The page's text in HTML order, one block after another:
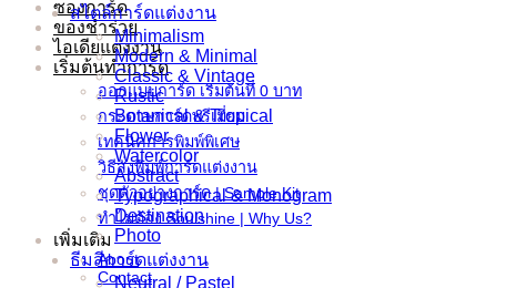
ซองการ์ด
ของชำร่วย
ไอเดียแต่งงาน
เริ่มต้นทำการ์ด
ออกแบบการ์ด เริ่มต้นที่ 0 บาท
กระดาษการ์ดพรีเมี่ยม
เทคนิคการพิมพ์พิเศษ
วิธีสั่งพิมพ์การ์ดแต่งงาน
ชุดตัวอย่างการ์ด | Sample Kit
ทำไมต้อง Soulshine | Why Us?
เพิ่มเติม
About
Contact
สไตล์การ์ดแต่งงาน
Minimalism
Modern & Minimal
Classic & Vintage
Rustic
Botanical & Tropical
Flower
Watercolor
Abstract
Typographical & Monogram
Destination
Photo
ธีมสีการ์ดแต่งงาน
Neutral / Pastel